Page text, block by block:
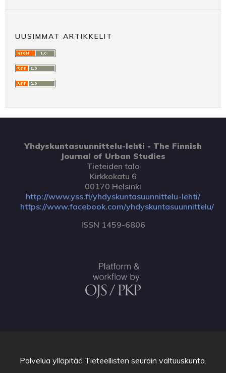
UUSIMMAT ARTIKKELIT
Yhdyskuntasuunnittelu-lehti - The Finnish
Journal of Urban Studies
Tieteiden talo
Kirkkokatu 6
00170 Helsinki
http://www.yss.fi/yhdyskuntasuunnittelu-lehti/
https://www.facebook.com/yhdyskuntasuunnittelu/
ISSN 1459-6806
Palvelua ylläpitää Tieteellisten seurain valtuuskunta.